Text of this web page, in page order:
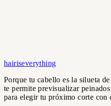
hairiseverything
Porque tu cabello es la silueta
te permite previsualizar
para elegir tu próximo corte con